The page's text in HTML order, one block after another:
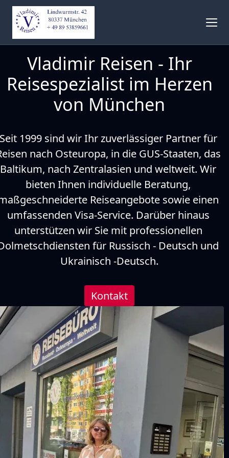
Vladimir Reisen - Ihr
Reisespezialist im Herzen
von München
1999 sind wir Ihr zuverlässiger Partner für
nach Osteuropa, in die GUS-Staaten, das
Baltikum, nach Zentralasien und weltweit. Wir
bieten Ihnen individuelle Beratung,
Reiseangebote sowie einen
umfassenden Visa-Service. Darüber hinaus
unterstützen wir Sie mit professionellen
für Russisch - Deutsch und
Ukrainisch -Deutsch.
Kontakt